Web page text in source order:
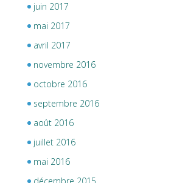
juin 2017
mai 2017
avril 2017
novembre 2016
octobre 2016
septembre 2016
août 2016
juillet 2016
mai 2016